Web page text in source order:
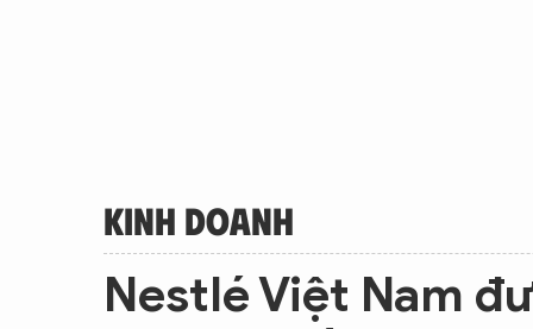
KINH DOANH
Nestlé Việt Nam